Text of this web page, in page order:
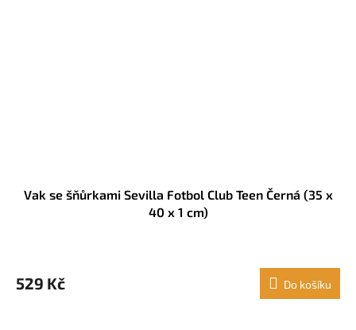
Vak se šňůrkami Sevilla Fotbol Club Teen Černá (35 x
40 x 1 cm)
529 Kč Do košíku